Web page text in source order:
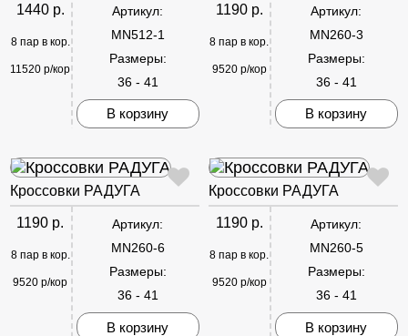
1440 р.
8 пар в кор.
11520 р/кор
Артикул:
MN512-1
Размеры:
36 - 41
В корзину
1190 р.
8 пар в кор.
9520 р/кор
Артикул:
MN260-3
Размеры:
36 - 41
В корзину
Кроссовки РАДУГА
1190 р.
8 пар в кор.
9520 р/кор
Артикул:
MN260-6
Размеры:
36 - 41
В корзину
Кроссовки РАДУГА
1190 р.
8 пар в кор.
9520 р/кор
Артикул:
MN260-5
Размеры:
36 - 41
В корзину